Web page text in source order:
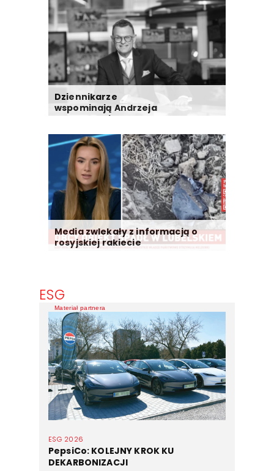
Dziennikarze
wspominają Andrzeja
Morozowskiego
Media zwlekały z informacją o
rosyjskiej rakiecie
ESG
ESG 2026
PepsiCo: KOLEJNY KROK KU
DEKARBONIZACJI
Materiał partnera